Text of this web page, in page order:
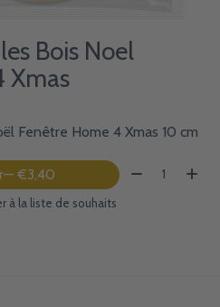
Bois Noel
Xmas
Fenêtre Home 4 Xmas 10 cm
— €3,40 Quantité:
à la liste de souhaits